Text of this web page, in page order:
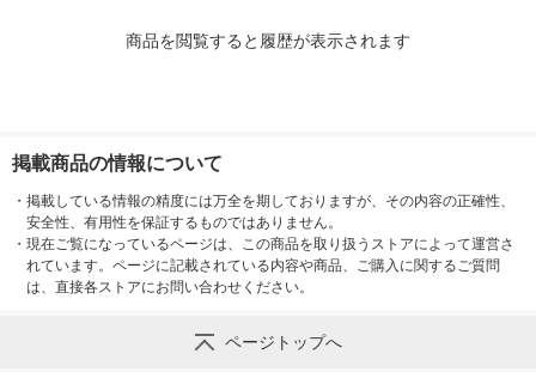
商品を閲覧すると履歴が表示されます
掲載商品の情報について
・ 掲載している情報の精度には万全を期しておりますが、その内容の正確性、
安全性、有用性を保証するものではありません。
・ 現在ご覧になっているページは、この商品を取り扱うストアによって運営さ
れています。ページに記載されている内容や商品、ご購入に関するご質問
は、直接各ストアにお問い合わせください。
ページトップへ